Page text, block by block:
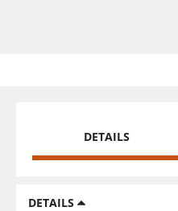
DETAILS
DETAILS